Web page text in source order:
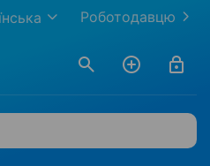
Роботодавцю